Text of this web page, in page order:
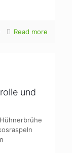
Read more
und